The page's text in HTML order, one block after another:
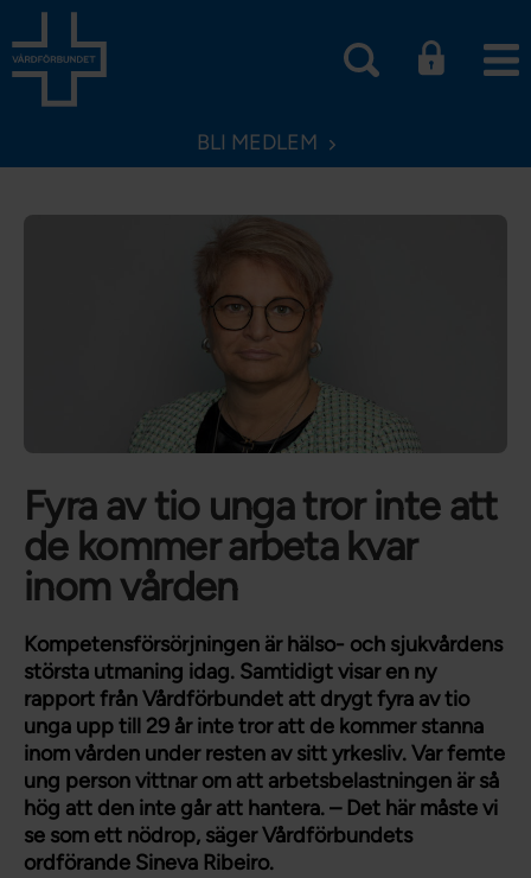
BLI MEDLEM
Fyra av tio unga tror inte att
de kommer arbeta kvar
inom vården
Kompetensförsörjningen är hälso- och sjukvårdens
största utmaning idag. Samtidigt visar en ny
rapport från Vårdförbundet att drygt fyra av tio
unga upp till 29 år inte tror att de kommer stanna
inom vården under resten av sitt yrkesliv. Var femte
ung person vittnar om att arbetsbelastningen är så
hög att den inte går att hantera. – Det här måste vi
se som ett nödrop, säger Vårdförbundets
ordförande Sineva Ribeiro.